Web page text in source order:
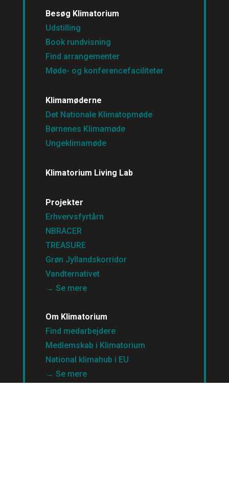
Besøg Klimatorium
Udstilling
Book rundvisning
Find arrangementer
Møde- og konferencefaciliteter
Klimamøderne
Det Nationale Klimatopmøde
Børnenes Klimamøde
Ungeklimamøde
Klimatorium Living Lab
Projekter
Erhvervsfyrtårn
NBRACER
TREASURE
Grøn Jyllandskorridor
Vandternativet
→ Se mere
Om Klimatorium
Find medarbejdere
Medlemskab i Klimatorium
National klimahub i EU
→ Se mere